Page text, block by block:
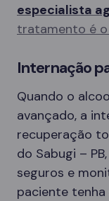
especialista
tratamento é o
Internação
Quando o
avançado, a
recuperação
do Sabugi –
seguros e
paciente